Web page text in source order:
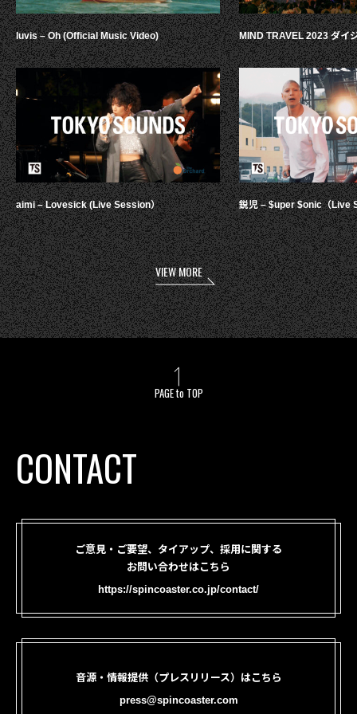
luvis – Oh (Official Music Video)
aimi – Lovesick (Live Session）
MIND TRAVEL 2023 ダイ
鋭児 – $uper $onic（Live
VIEW MORE
PAGE to TOP
CONTACT
ご意見・ご要望、タイアップ、採用に関する
お問い合わせはこちら
https://spincoaster.co.jp/contact/
音源・情報提供（プレスリリース）はこちら
press@spincoaster.com